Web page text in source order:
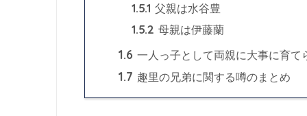
1.5.1 父親は水谷豊
1.5.2 母親は伊藤蘭
1.6 一人っ子として両親に大事に育て
1.7 趣里の兄弟に関する噂のまとめ